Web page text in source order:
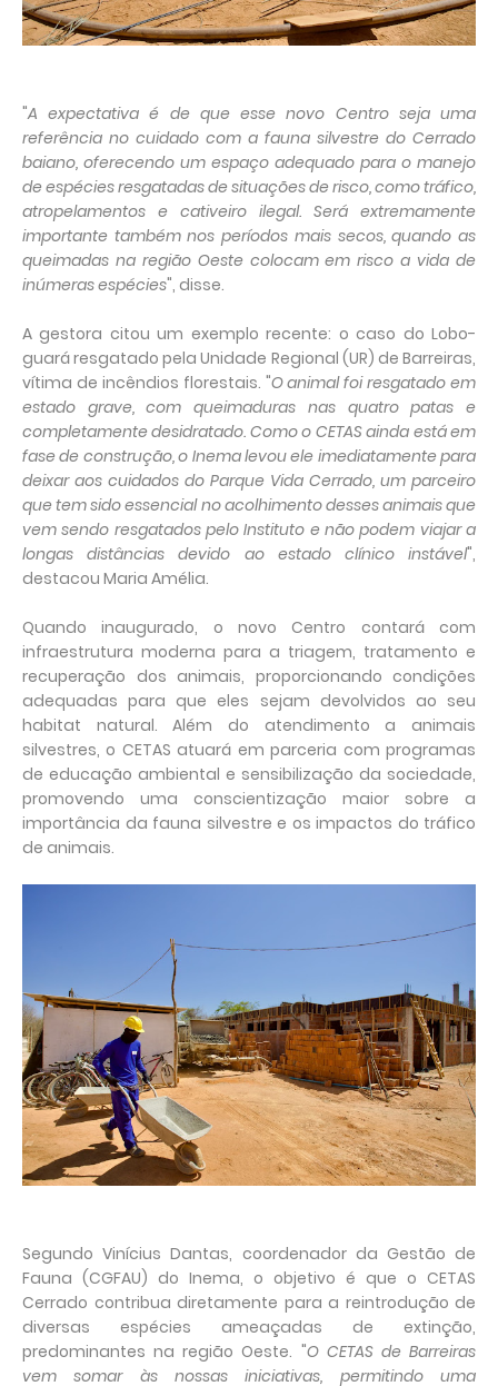
"A expectativa é de que esse novo Centro seja uma
referência no cuidado com a fauna silvestre do Cerrado
baiano, oferecendo um espaço adequado para o manejo
de espécies resgatadas de situações de risco, como tráfico,
atropelamentos e cativeiro ilegal. Será extremamente
importante também nos períodos mais secos, quando as
queimadas na região Oeste colocam em risco a vida de
inúmeras espécies", disse.
A gestora citou um exemplo recente: o caso do Lobo-
guará resgatado pela Unidade Regional (UR) de Barreiras,
vítima de incêndios florestais. "O animal foi resgatado em
estado grave, com queimaduras nas quatro patas e
completamente desidratado. Como o CETAS ainda está em
fase de construção, o Inema levou ele imediatamente para
deixar aos cuidados do Parque Vida Cerrado, um parceiro
que tem sido essencial no acolhimento desses animais que
vem sendo resgatados pelo Instituto e não podem viajar a
longas distâncias devido ao estado clínico instável",
destacou Maria Amélia.
Quando inaugurado, o novo Centro contará com
infraestrutura moderna para a triagem, tratamento e
recuperação dos animais, proporcionando condições
adequadas para que eles sejam devolvidos ao seu
habitat natural. Além do atendimento a animais
silvestres, o CETAS atuará em parceria com programas
de educação ambiental e sensibilização da sociedade,
promovendo uma conscientização maior sobre a
importância da fauna silvestre e os impactos do tráfico
de animais.
Segundo Vinícius Dantas, coordenador da Gestão de
Fauna (CGFAU) do Inema, o objetivo é que o CETAS
Cerrado contribua diretamente para a reintrodução de
diversas espécies ameaçadas de extinção,
predominantes na região Oeste. "O CETAS de Barreiras
vem somar às nossas iniciativas, permitindo uma